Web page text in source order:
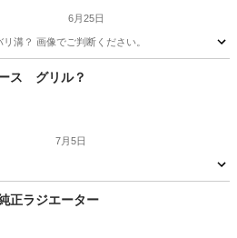
6月25日
溝？ 画像でご判断ください。
タイヤ、ホイール
ス グリル？
7月5日
パーツ
正ラジエーター